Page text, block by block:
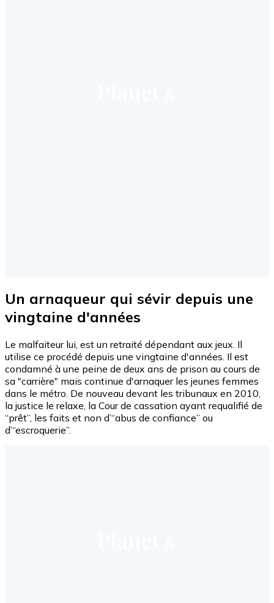
Un arnaqueur qui sévir depuis une
vingtaine d'années
Le malfaiteur lui, est un retraité dépendant aux jeux. Il
utilise ce procédé depuis une vingtaine d'années. Il est
condamné à une peine de deux ans de prison au cours de
sa "carrière" mais continue d'arnaquer les jeunes femmes
dans le métro. De nouveau devant les tribunaux en 2010,
la justice le relaxe, la Cour de cassation ayant requalifié de
“prêt”, les faits et non d’“abus de confiance” ou
d’“escroquerie”.